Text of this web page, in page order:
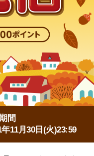
間
11月30日(火)23:59